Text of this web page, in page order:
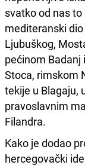
svatko od nas
mediteranski
Ljubuškog,
pećinom
Stoca, rimskom
tekije u Blagaju,
pravoslavnim
Filandra.
Kako je dodao
hercegovački